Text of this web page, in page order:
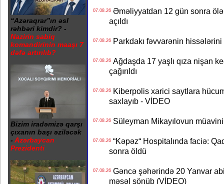
“Azəraqrar”ın əsl
rəhbəri kimdir? -
Nazirin sabiq
komandirinin maaşı 7
dəfə artırılıb?
Bizim iradəmizə qarşı
çıxanın başı əziləcək
- Azərbaycan
Prezidenti
07.08.26Əməliyyatdan 12 gün sonra
açıldı
07.08.26Parkdakı fəvvarənin hissələrini
07.08.26Ağdaşda 17 yaşlı qıza nişan
çağırıldı
07.08.26Kiberpolis xarici saytlara
saxlayıb - VİDEO
07.08.26Süleyman Mikayılovun
07.08.26“Kəpəz“ Hospitalında faciə:
sonra öldü
07.08.26Gəncə şəhərində 20 Yanvar
məşəl sönüb (VİDEO)